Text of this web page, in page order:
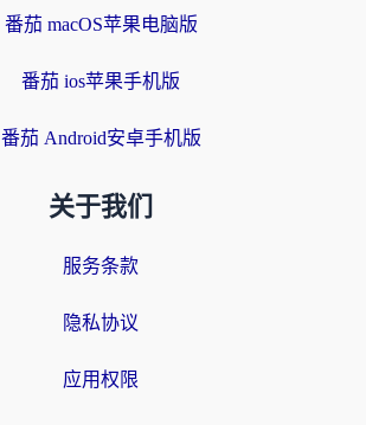
番茄 macOS苹果电脑版
番茄 ios苹果手机版
番茄 Android安卓手机版
关于我们
服务条款
隐私协议
应用权限